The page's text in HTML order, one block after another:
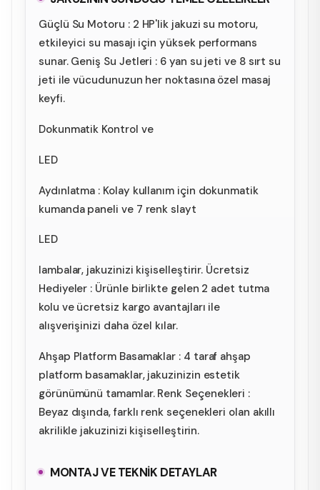
Güçlü Su Motoru : 2 HP'lik jakuzi su motoru,
etkileyici su masajı için yüksek performans
sunar. Geniş Su Jetleri : 6 yan su jeti ve 8 sırt su
jeti ile vücudunuzun her noktasına özel masaj
keyfi.
Dokunmatik Kontrol ve
LED
Aydınlatma : Kolay kullanım için dokunmatik
kumanda paneli ve 7 renk slayt
LED
lambalar, jakuzinizi kişiselleştirir. Ücretsiz
Hediyeler : Ürünle birlikte gelen 2 adet tutma
kolu ve ücretsiz kargo avantajları ile
alışverişinizi daha özel kılar.
Ahşap Platform Basamaklar : 4 taraf ahşap
platform basamaklar, jakuzinizin estetik
görünümünü tamamlar. Renk Seçenekleri :
Beyaz dışında, farklı renk seçenekleri olan akıllı
akrilikle jakuzinizi kişiselleştirin.
MONTAJ VE TEKNİK DETAYLAR